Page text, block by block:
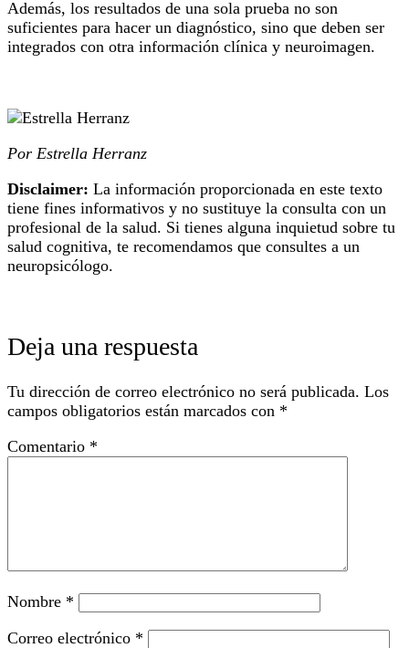
Además, los resultados de una sola prueba no son
suficientes para hacer un diagnóstico, sino que deben ser
integrados con otra información clínica y neuroimagen.
Por Estrella Herranz
Disclaimer: La información proporcionada en este texto
tiene fines informativos y no sustituye la consulta con un
profesional de la salud. Si tienes alguna inquietud sobre tu
salud cognitiva, te recomendamos que consultes a un
neuropsicólogo.
Deja una respuesta
Tu dirección de correo electrónico no será publicada. Los
campos obligatorios están marcados con *
Comentario *
Nombre *
Correo electrónico *